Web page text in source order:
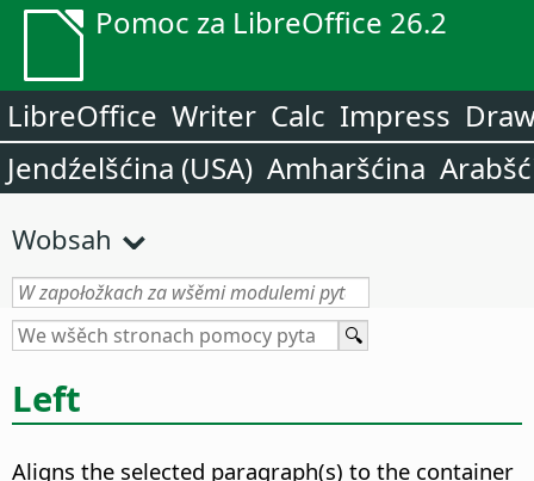
Pomoc za LibreOffice 26.2
LibreOffice Writer Calc Impress
Jendźelšćina (USA) Amharšćina
Wobsah
Left
Aligns the selected paragraph(s) to the container